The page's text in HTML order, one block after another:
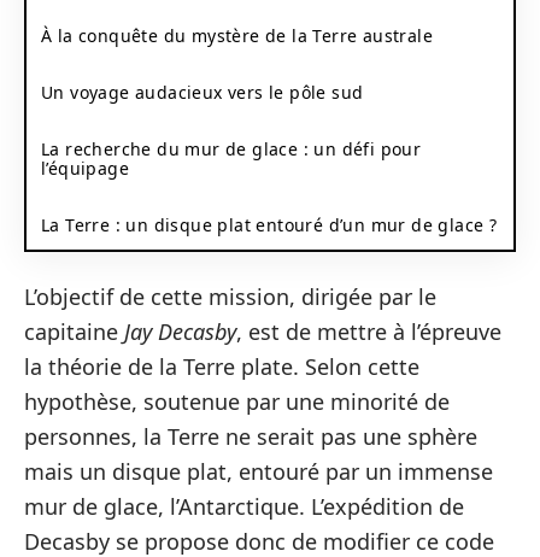
À la conquête du mystère de la Terre australe
Un voyage audacieux vers le pôle sud
La recherche du mur de glace : un défi pour
l’équipage
La Terre : un disque plat entouré d’un mur de glace ?
L’objectif de cette mission, dirigée par le
capitaine Jay Decasby, est de mettre à l’épreuve
la théorie de la Terre plate. Selon cette
hypothèse, soutenue par une minorité de
personnes, la Terre ne serait pas une sphère
mais un disque plat, entouré par un immense
mur de glace, l’Antarctique. L’expédition de
Decasby se propose donc de modifier ce code